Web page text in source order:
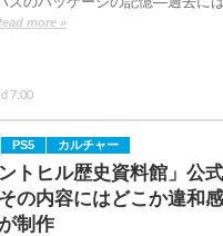
more »
7:00
PS5 カルチャー
ントヒル歴史資料館」公
の内容にはどこか違和
制作